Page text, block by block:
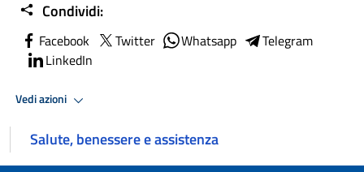
Condividi:
Facebook Twitter Whatsapp
Telegram
LinkedIn
Vedi azioni
Salute, benessere e assistenza